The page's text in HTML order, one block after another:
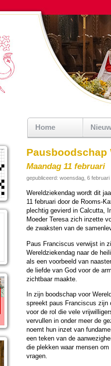
Home
Pausboodschap
Maandag 11 februari
gepubliceerd: woensdag, 6 februari
We­reld­zie­ken­dag wordt dit
11 februari door de Rooms-
plech­tig gevierd in Calcutta,
Moeder Teresa zich inzette
de zwaksten van de
Paus Fran­cis­cus ver­wijst in
We­reld­zie­ken­dag naar de
als een voor­beeld van
de liefde van God voor de
zicht­baar maakte.
In zijn bood­schap voor
spreekt paus Fran­cis­cus zijn
voor de rol die vele
vervullen in onder meer de
noemt hun inzet van
een teken van de
die plekken waar mensen om
vragen.